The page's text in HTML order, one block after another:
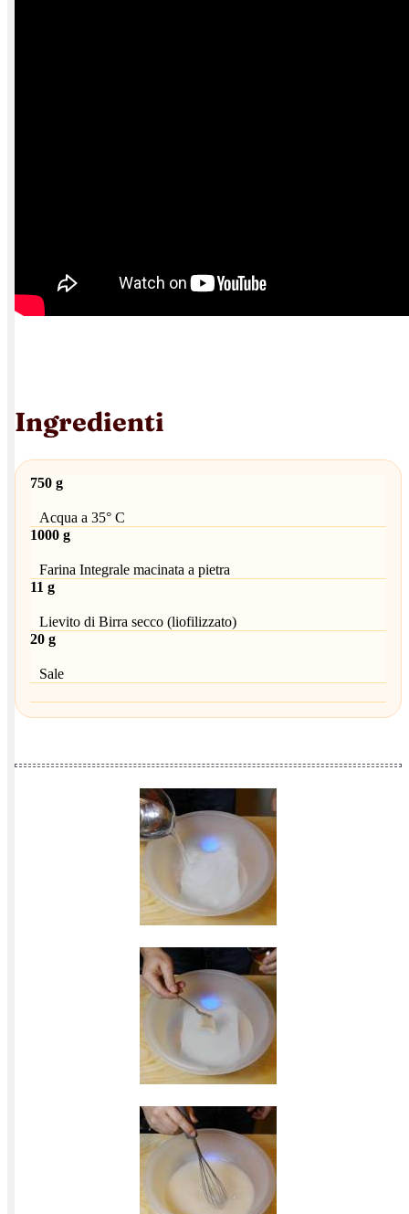
Ingredienti
750 g
Acqua a 35° C
1000 g
Farina Integrale macinata a pietra
11 g
Lievito di Birra secco (liofilizzato)
20 g
Sale